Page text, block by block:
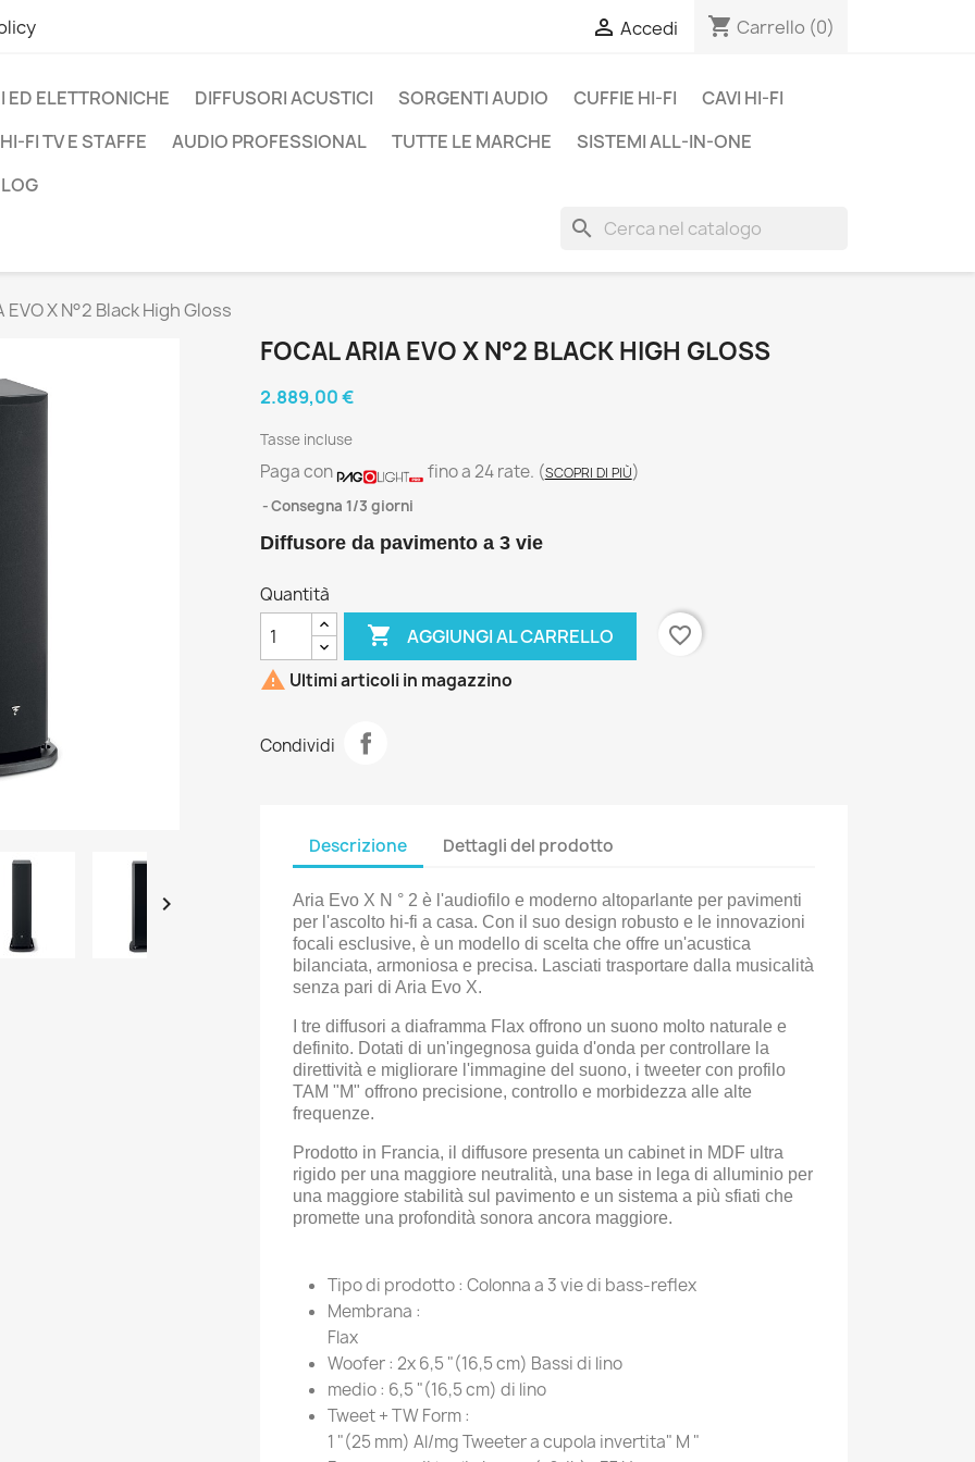
 Accedi shopping_cart Carrello (0)
ED ELETTRONICHE DIFFUSORI ACUSTICI SORGENTI AUDIO CUFFIE HI-FI
CAVI HI-FI
FI TV E STAFFE
AUDIO PROFESSIONAL TUTTE LE MARCHE
SISTEMI ALL-IN-ONE
search
EVO X N°2 Black High Gloss

FOCAL ARIA EVO X N°2 BLACK HIGH GLOSS
2.889,00 €
Tasse incluse
Paga con fino a 24 rate. (SCOPRI DI PIÙ)
Consegna 1/3 giorni
Diffusore da pavimento a 3 vie
Quantità
 AGGIUNGI AL CARRELLO
favorite_border
 Ultimi articoli in magazzino
Condividi
Descrizione Dettagli del prodotto
Aria Evo X N ° 2 è l'audiofilo e moderno altoparlante per pavimenti
per l'ascolto hi-fi a casa. Con il suo design robusto e le innovazioni
focali esclusive, è un modello di scelta che offre un'acustica
bilanciata, armoniosa e precisa. Lasciati trasportare dalla musicalità
senza pari di Aria Evo X.
I tre diffusori a diaframma Flax offrono un suono molto naturale e
definito. Dotati di un'ingegnosa guida d'onda per controllare la
direttività e migliorare l'immagine del suono, i tweeter con profilo
TAM "M" offrono precisione, controllo e morbidezza alle alte
frequenze.
Prodotto in Francia, il diffusore presenta un cabinet in MDF ultra
rigido per una maggiore neutralità, una base in lega di alluminio per
una maggiore stabilità sul pavimento e un sistema a più sfiati che
promette una profondità sonora ancora maggiore.
Tipo di prodotto : Colonna a 3 vie di bass-reflex
Membrana :
Flax
Woofer : 2x 6,5 "(16,5 cm) Bassi di lino
medio : 6,5 "(16,5 cm) di lino
Tweet + TW Form :
1 "(25 mm) Al/mg Tweeter a cupola invertita" M "